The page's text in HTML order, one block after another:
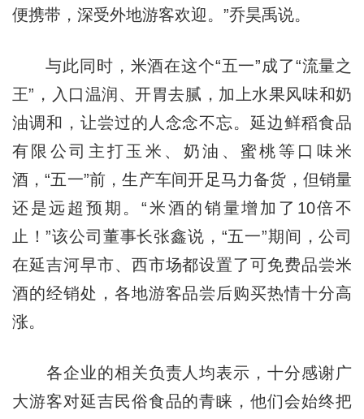
便携带，深受外地游客欢迎。”乔昊禹说。
与此同时，米酒在这个“五一”成了“流量之
王”，入口温润、开胃去腻，加上水果风味和奶
油调和，让尝过的人念念不忘。延边鲜稻食品
有限公司主打玉米、奶油、蜜桃等口味米
酒，“五一”前，生产车间开足马力备货，但销量
还是远超预期。“米酒的销量增加了10倍不
止！”该公司董事长张鑫说，“五一”期间，公司
在延吉河早市、西市场都设置了可免费品尝米
酒的经销处，各地游客品尝后购买热情十分高
涨。
各企业的相关负责人均表示，十分感谢广
大游客对延吉民俗食品的青睐，他们会始终把